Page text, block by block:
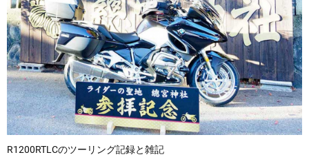
R1200RTLCのツーリング記録と雑記